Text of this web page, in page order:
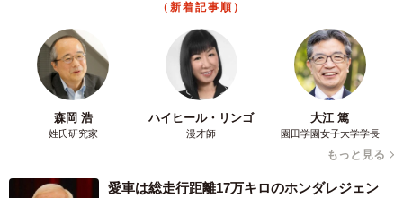
（新着記事順）
森岡 浩
姓氏研究家
ハイヒール・リンゴ
漫才師
大江 篤
園田学園女子大学学長
もっと見る
愛車は総走行距離17万キロのホンダレジェン